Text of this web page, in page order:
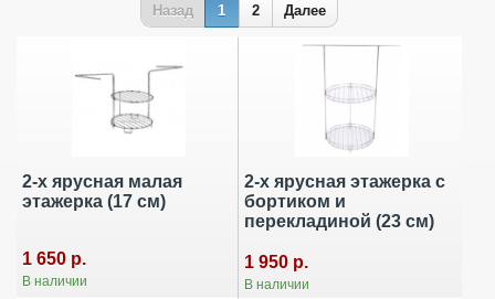
Назад 1 2 Далее
2-х ярусная малая
этажерка (17 см)
1 650 р.
В наличии
2-х ярусная этажерка с
бортиком и
перекладиной (23 см)
1 950 р.
В наличии